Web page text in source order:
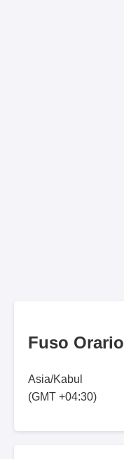
Fuso Orario
Asia/Kabul
(GMT +04:30)